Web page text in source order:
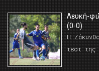
Λευκή-
(0-0)
Η
τεστ της